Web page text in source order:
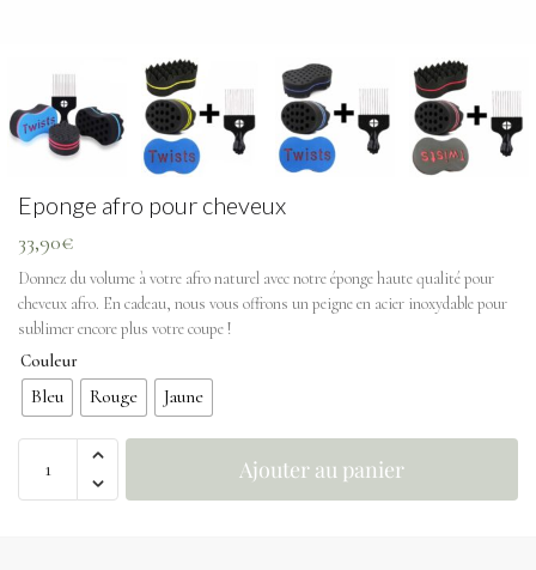
Eponge afro pour cheveux
33,90€
Donnez du volume à votre afro naturel avec notre éponge haute qualité pour
cheveux afro. En cadeau, nous vous offrons un peigne en acier inoxydable pour
sublimer encore plus votre coupe !
Couleur
Bleu Rouge Jaune
Ajouter au panier